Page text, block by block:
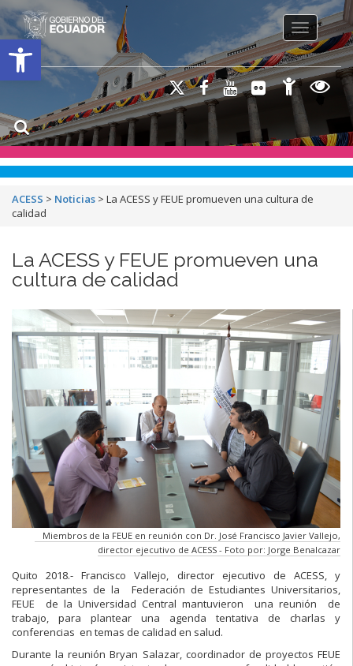
Open toolbar
Toggle
ACESS > Noticias > La ACESS y FEUE promueven una cultura de
calidad
La ACESS y FEUE promueven una
cultura de calidad
Miembros de la FEUE en reunión con Dr. José Francisco Javier Vallejo,
director ejecutivo de ACESS - Foto por: Jorge Benalcazar
Quito 2018.- Francisco Vallejo, director ejecutivo de ACESS, y
representantes de la Federación de Estudiantes Universitarios,
FEUE de la Universidad Central mantuvieron una reunión de
trabajo, para plantear una agenda tentativa de charlas y
conferencias en temas de calidad en salud.
Durante la reunión Bryan Salazar, coordinador de proyectos FEUE